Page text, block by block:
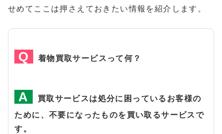
せめてここは押さえておきたい情報を紹介します。
着物買取サービスって何？
買取サービスは処分に困っているお客様の
ために、不要になったものを買い取るサービスで
す。